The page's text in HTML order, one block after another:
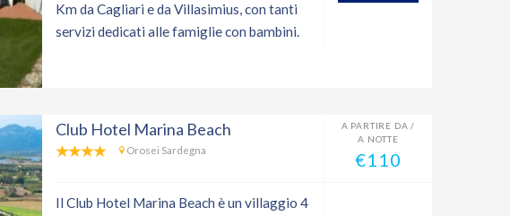
Km da Cagliari e da Villasimius, con tanti
servizi dedicati alle famiglie con bambini.
Club Hotel Marina Beach
Orosei Sardegna
A PARTIRE DA /
A NOTTE
€110
Il Club Hotel Marina Beach è un villaggio 4